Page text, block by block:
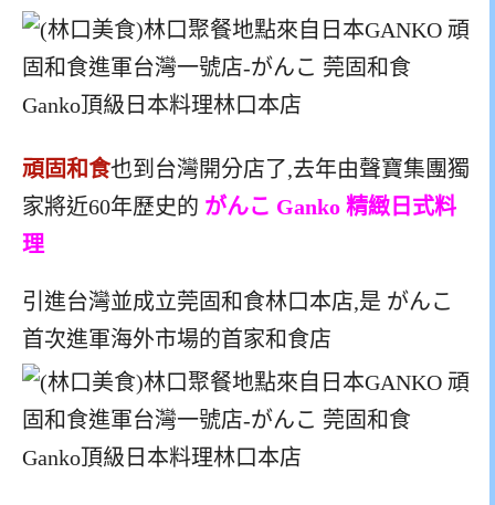
頑固和食也到台灣開分店了,去年由聲寶集團獨
家將近60年歷史的 がんこ Ganko 精緻日式料
理
引進台灣並成立莞固和食林口本店,是 がんこ
首次進軍海外市場的首家和食店